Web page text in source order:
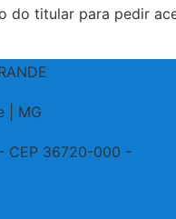
do titular para pedir
| MG
CEP 36720-000 -